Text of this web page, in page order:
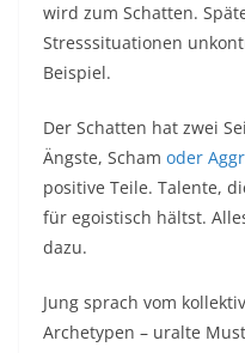
wird zum Schatten.
Stresssituationen
Beispiel.​
Der Schatten hat zwei
Ängste, Scham oder
positive Teile. Talente,
für egoistisch hältst.
dazu.​
Jung sprach vom
Archetypen – uralte